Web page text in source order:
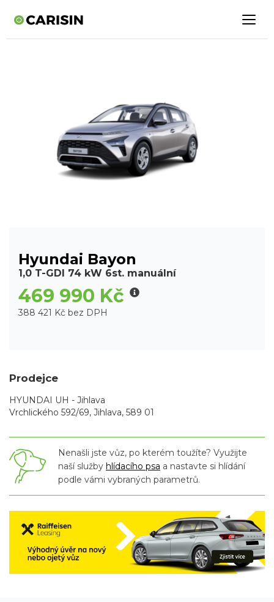
Hyundai Bayon
1,0 T-GDI 74 kW 6st. manuální
469 990 Kč
388 421 Kč bez DPH
Prodejce
HYUNDAI UH - Jihlava
Vrchlického 592/69, Jihlava, 589 01
Nenašli jste vůz, po kterém toužíte? Využijte
naší služby hlídacího psa a nastavte si hlídání
podle vámi vybraných parametrů.